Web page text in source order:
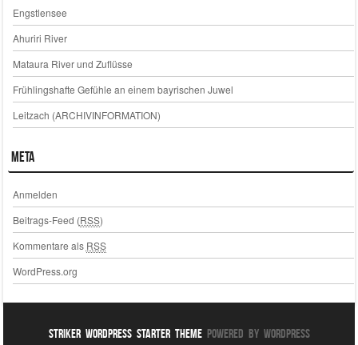
Engstlensee
Ahuriri River
Mataura River und Zuflüsse
Frühlingshafte Gefühle an einem bayrischen Juwel
Leitzach (ARCHIVINFORMATION)
Meta
Anmelden
Beitrags-Feed (RSS)
Kommentare als RSS
WordPress.org
Striker WordPress Starter ThemePowered By WordPress